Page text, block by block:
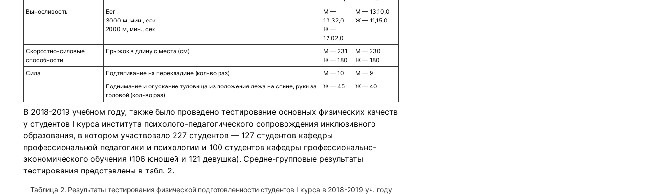
Выносливость
Бег
3000 м, мин., сек
2000 м, мин., сек
М —
13.32,0
Ж —
12.02,0
М — 13.10,0
Ж — 11,15,0
Скоростно-силовые
способности
Прыжок в длину с места (см)
М — 231
Ж — 180
М — 230
Ж — 180
Сила
Подтягивание на перекладине (кол-во раз) М — 10
М — 9
Поднимание и опускание туловища из положения лежа на спине, руки за
головой (кол-во раз)
Ж — 45 Ж — 40
В 2018-2019 учебном году, также было проведено тестирование основных физических качеств
у студентов I курса института психолого-педагогического сопровождения инклюзивного
образования, в котором участвовало 227 студентов — 127 студентов кафедры
профессиональной педагогики и психологии и 100 студентов кафедры профессионально-
экономического обучения (106 юношей и 121 девушка). Средне-групповые результаты
тестирования представлены в табл. 2.
Таблица 2. Результаты тестирования физической подготовленности студентов I курса в 2018-2019 уч. году